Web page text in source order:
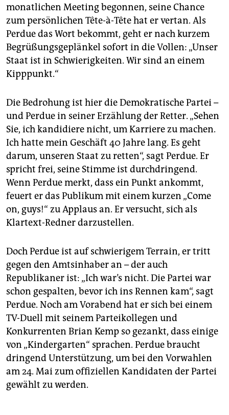
monatlichen Meeting begonnen, seine Chance
zum persönlichen Tête-à-Tête hat er vertan. Als
Perdue das Wort bekommt, geht er nach kurzem
Begrüßungsgeplänkel sofort in die Vollen: „Unser
Staat ist in Schwierigkeiten. Wir sind an einem
Kipppunkt.“
Die Bedrohung ist hier die Demokratische Partei –
und Perdue in seiner Erzählung der Retter. „Sehen
Sie, ich kandidiere nicht, um Karriere zu machen.
Ich hatte mein Geschäft 40 Jahre lang. Es geht
darum, unseren Staat zu retten“, sagt Perdue. Er
spricht frei, seine Stimme ist durchdringend.
Wenn Perdue merkt, dass ein Punkt ankommt,
feuert er das Publikum mit einem kurzen „Come
on, guys!“ zu Applaus an. Er versucht, sich als
Klartext-Redner darzustellen.
Doch Perdue ist auf schwierigem Terrain, er tritt
gegen den Amtsinhaber an – der auch
Republikaner ist: „Ich war’s nicht. Die Partei war
schon gespalten, bevor ich ins Rennen kam“, sagt
Perdue. Noch am Vorabend hat er sich bei einem
TV-Duell mit seinem Parteikollegen und
Konkurrenten Brian Kemp so gezankt, dass einige
von „Kindergarten“ sprachen. Perdue braucht
dringend Unterstützung, um bei den Vorwahlen
am 24. Mai zum offiziellen Kandidaten der Partei
gewählt zu werden.